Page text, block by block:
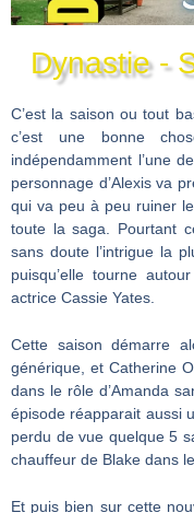
Dynastie -
C’est la saison ou tout
c’est une bonne
indépendamment l’une
personnage d’Alexis va
qui va peu à peu ruiner
toute la saga. Pourtant
sans doute l’intrigue la
puisqu’elle tourne
actrice Cassie Yates.
Cette saison démarre
générique, et Catherine
dans le rôle d’Amanda
épisode réapparait aussi
perdu de vue quelque 5
chauffeur de Blake dans
Et puis bien sur cette